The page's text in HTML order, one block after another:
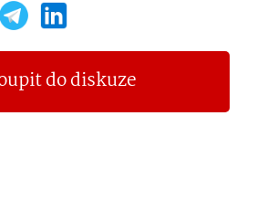
do diskuze